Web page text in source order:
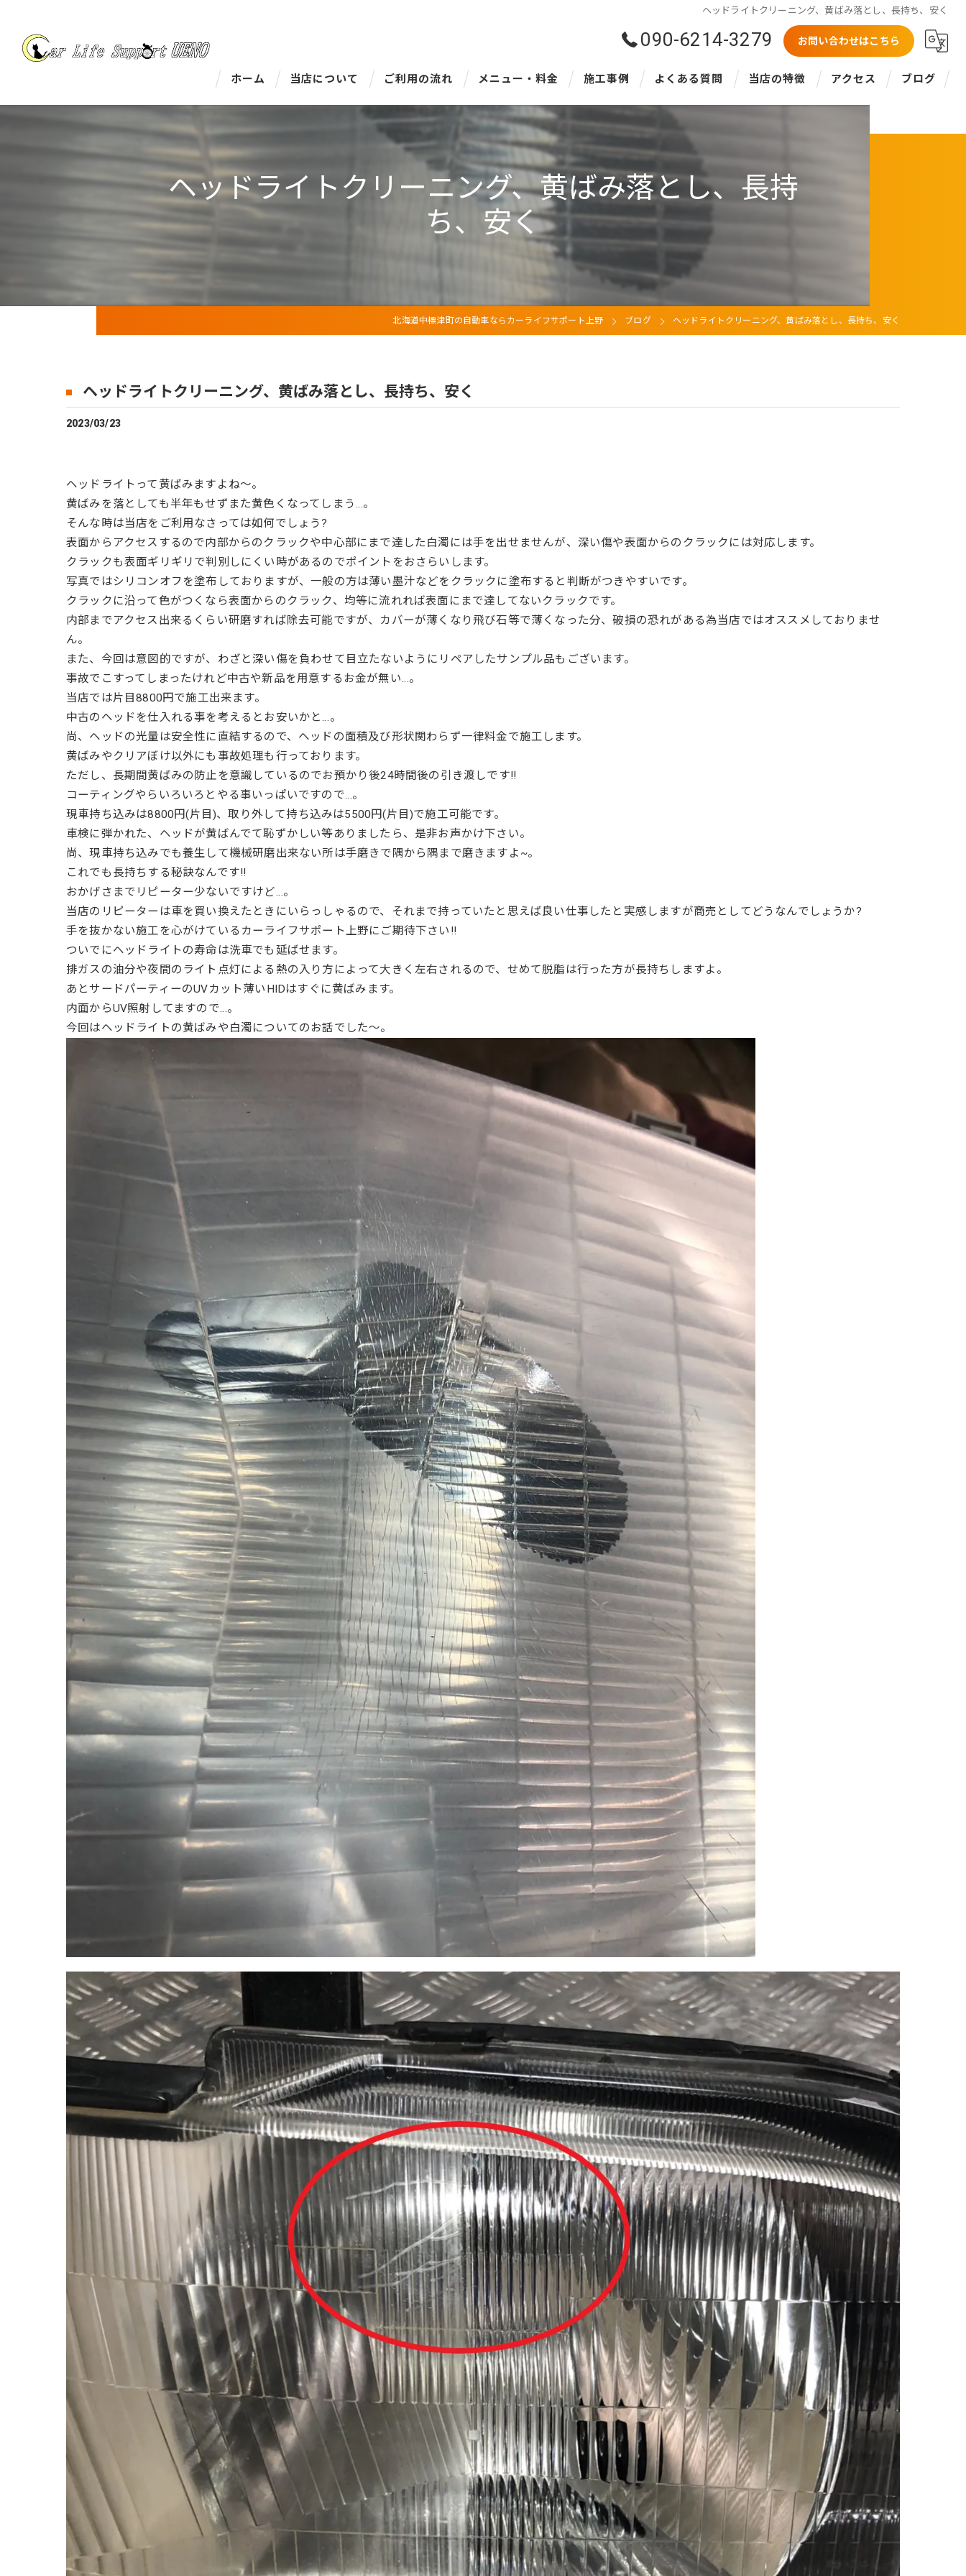
ヘッドライトクリーニング、黄ばみ落とし、長持ち、安く
090-6214-3279 お問い合わせはこちら
ホーム 当店について ご利用の流れ メニュー・料金
車内清掃について
特殊車内・車外清掃
車外清掃について
施工事例 よくある質問 当店の特徴
特殊清掃
アクセス ブログ
ヘッドライトクリーニング、黄ばみ落とし、長持
ち、安く
北海道中標津町の自動車ならカーライフサポート上野 ブログ ヘッドライトクリーニング、黄ばみ落とし、長持ち、安く
ヘッドライトクリーニング、黄ばみ落とし、長持ち、安く
2023/03/23
ヘッドライトって黄ばみますよね～。
黄ばみを落としても半年もせずまた黄色くなってしまう…。
そんな時は当店をご利用なさっては如何でしょう?
表面からアクセスするので内部からのクラックや中心部にまで達した白濁には手を出せませんが、深い傷や表面からのクラックには対応します。
クラックも表面ギリギリで判別しにくい時があるのでポイントをおさらいします。
写真ではシリコンオフを塗布しておりますが、一般の方は薄い墨汁などをクラックに塗布すると判断がつきやすいです。
クラックに沿って色がつくなら表面からのクラック、均等に流れれば表面にまで達してないクラックです。
内部までアクセス出来るくらい研磨すれば除去可能ですが、カバーが薄くなり飛び石等で薄くなった分、破損の恐れがある為当店ではオススメしておりませ
ん。
また、今回は意図的ですが、わざと深い傷を負わせて目立たないようにリペアしたサンプル品もございます。
事故でこすってしまったけれど中古や新品を用意するお金が無い…。
当店では片目8800円で施工出来ます。
中古のヘッドを仕入れる事を考えるとお安いかと…。
尚、ヘッドの光量は安全性に直結するので、ヘッドの面積及び形状関わらず一律料金で施工します。
黄ばみやクリアぼけ以外にも事故処理も行っております。
ただし、長期間黄ばみの防止を意識しているのでお預かり後24時間後の引き渡しです!!
コーティングやらいろいろとやる事いっぱいですので…。
現車持ち込みは8800円(片目)、取り外して持ち込みは5500円(片目)で施工可能です。
車検に弾かれた、ヘッドが黄ばんでて恥ずかしい等ありましたら、是非お声かけ下さい。
尚、現車持ち込みでも養生して機械研磨出来ない所は手磨きで隅から隅まで磨きますよ~。
これでも長持ちする秘訣なんです!!
おかげさまでリピーター少ないですけど…。
当店のリピーターは車を買い換えたときにいらっしゃるので、それまで持っていたと思えば良い仕事したと実感しますが商売としてどうなんでしょうか?
手を抜かない施工を心がけているカーライフサポート上野にご期待下さい!!
ついでにヘッドライトの寿命は洗車でも延ばせます。
排ガスの油分や夜間のライト点灯による熱の入り方によって大きく左右されるので、せめて脱脂は行った方が長持ちしますよ。
あとサードパーティーのUVカット薄いHIDはすぐに黄ばみます。
内面からUV照射してますので…。
今回はヘッドライトの黄ばみや白濁についてのお話でした～。